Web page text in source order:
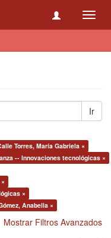
Ir
Torres, María Gabriela ×
-- Innovaciones tecnológicas ×
×
Anabella ×
Mostrar Filtros Avanzados